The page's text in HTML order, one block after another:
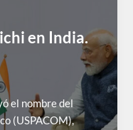
en India.
el nombre del
(USPACOM),